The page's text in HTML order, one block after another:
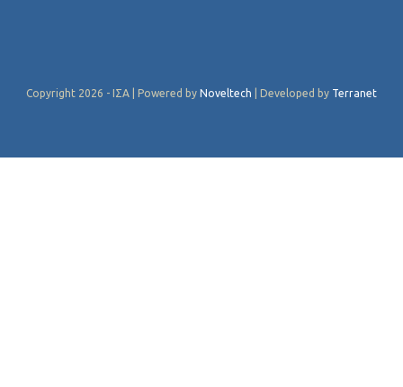
Copyright 2026 - ΙΣΑ | Powered by Noveltech | Developed by Terranet